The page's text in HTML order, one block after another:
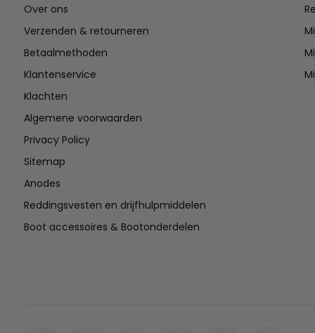
Over ons
Verzenden & retourneren
Betaalmethoden
Klantenservice
Klachten
Algemene voorwaarden
Privacy Policy
Sitemap
Anodes
Reddingsvesten en drijfhulpmiddelen
Boot accessoires & Bootonderdelen